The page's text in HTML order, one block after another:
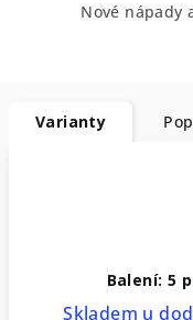
Nové nápady
Varianty
Balení: 5
Skladem u